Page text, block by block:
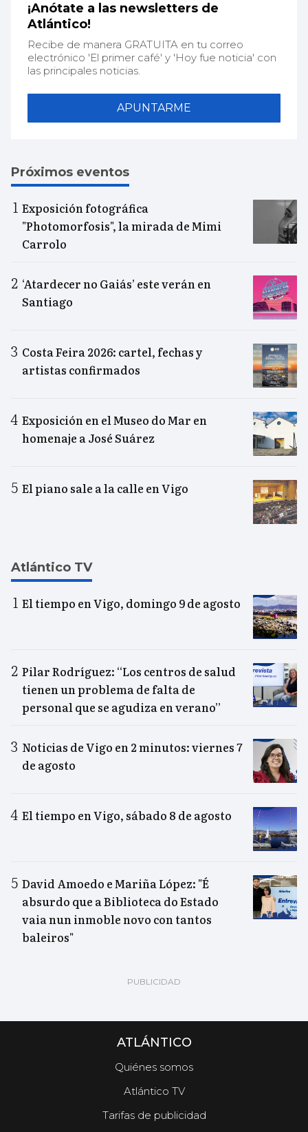
¡Anótate a las newsletters de
Atlántico!
Recibe de manera GRATUITA en tu correo
electrónico 'El primer café' y 'Hoy fue noticia' con
las principales noticias.
APUNTARME
Próximos eventos
Exposición fotográfica
"Photomorfosis", la mirada de Mimi
Carrolo
‘Atardecer no Gaiás’ este verán en
Santiago
Costa Feira 2026: cartel, fechas y
artistas confirmados
Exposición en el Museo do Mar en
homenaje a José Suárez
El piano sale a la calle en Vigo
Atlántico TV
El tiempo en Vigo, domingo 9 de agosto
Pilar Rodríguez: “Los centros de salud
tienen un problema de falta de
personal que se agudiza en verano”
Noticias de Vigo en 2 minutos: viernes 7
de agosto
El tiempo en Vigo, sábado 8 de agosto
David Amoedo e Mariña López: "É
absurdo que a Biblioteca do Estado
vaia nun inmoble novo con tantos
baleiros"
ATLÁNTICO
Quiénes somos
Atlántico TV
Tarifas de publicidad